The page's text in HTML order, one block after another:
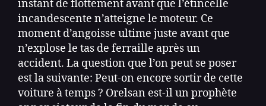
instant de flottement avant que l’étincelle
incandescente n’atteigne le moteur. Ce
moment d’angoisse ultime juste avant que
n’explose le tas de ferraille après un
accident. La question que l’on peut se poser
est la suivante: Peut-on encore sortir de cette
voiture à temps ? Orelsan est-il un prophète